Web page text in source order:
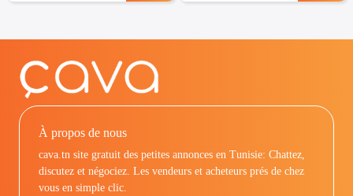
À propos de nous
cava.tn site gratuit des petites annonces en Tunisie: Chattez,
discutez et négociez. Les vendeurs et acheteurs prés de chez
vous en simple clic.